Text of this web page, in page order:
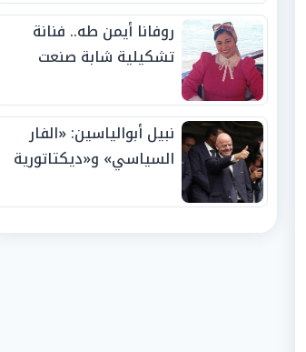
روفانا أيمن طه.. فنانة
تشكيلية شابة صنعت
الجوائز منذ الصغر
نبيل أبوالياسين: «الفار
السياسي» و«ديكتاتورية
الفيفا».. وإقالة